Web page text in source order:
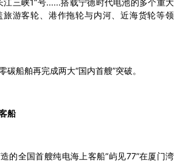
江三峡1”号......搭载宁德时代电池的多个重大
游客轮、港作拖轮与内河、近海货轮等领
碳船舶再完成两大“国内首艘”突破。
船
的全国首艘纯电海上客船“屿见77”在厦门湾